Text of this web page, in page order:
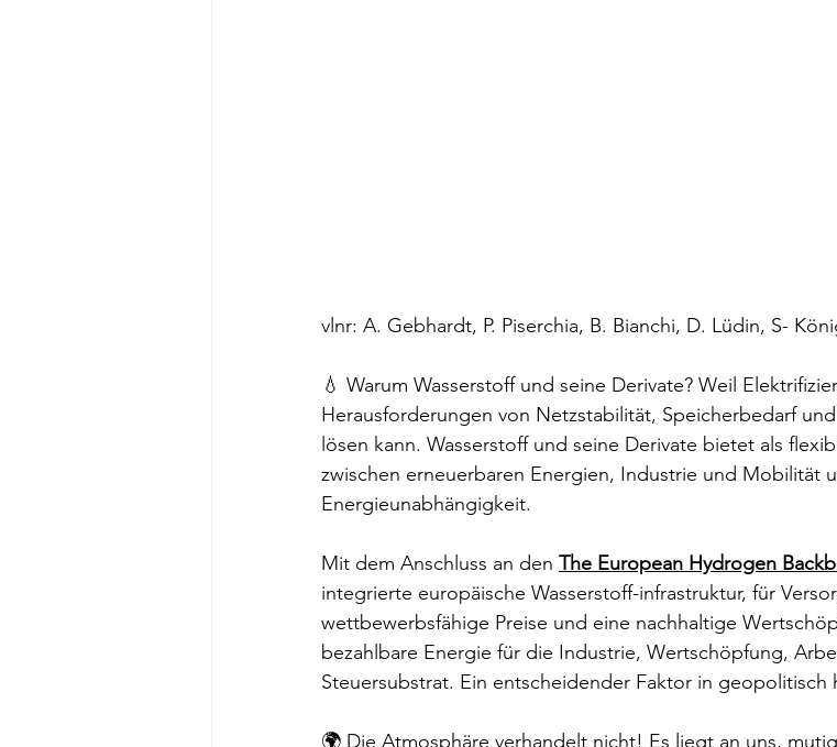
vlnr: A. Gebhardt, P. Piserchia, B. Bianchi, D. Lüdin, S-
💧 Warum Wasserstoff und seine Derivate? Weil
Herausforderungen von Netzstabilität, Speicherbedarf
lösen kann. Wasserstoff und seine Derivate bietet als
zwischen erneuerbaren Energien, Industrie und Mobilität
Energieunabhängigkeit.
Mit dem Anschluss an den The European Hydrogen
integrierte europäische Wasserstoff-infrastruktur, für
wettbewerbsfähige Preise und eine nachhaltige
bezahlbare Energie für die Industrie, Wertschöpfung,
Steuersubstrat. Ein entscheidender Faktor in geopolitisch
🌍 Die Atmosphäre verhandelt nicht! Es liegt an uns,